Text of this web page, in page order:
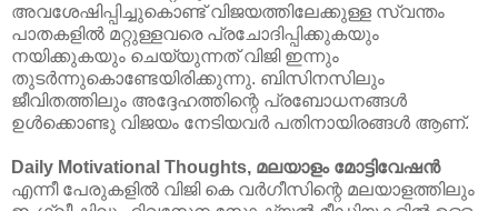
അവശേഷിപ്പിച്ചുകൊണ്ട് വിജയത്തിലേക്കുള്ള സ്വന്തം
പാതകളിൽ മറ്റുള്ളവരെ പ്രചോദിപ്പിക്കുകയും
നയിക്കുകയും ചെയ്യുന്നത് വിജി ഇന്നും
തുടർന്നുകൊണ്ടേയിരിക്കുന്നു. ബിസിനസിലും
ജീവിതത്തിലും അദ്ദേഹത്തിന്റെ പ്രബോധനങ്ങൾ
ഉൾക്കൊണ്ടു വിജയം നേടിയവർ പതിനായിരങ്ങൾ ആണ്.
Daily Motivational Thoughts, മലയാളം മോട്ടിവേഷൻ
എന്നീ പേരുകളിൽ വിജി കെ വർഗീസിന്റെ മലയാളത്തിലും